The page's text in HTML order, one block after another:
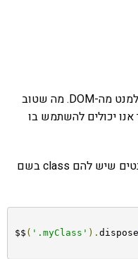
מתודת dispose פשוט מוחקת את האלמנט מה-DOM. מה שטוב
יכולים להשתמש בו
למשל, הקוד הבא יעלים את כל האלמנטים שיש להם class בשם
$$ ( '.myClass' ). dispose